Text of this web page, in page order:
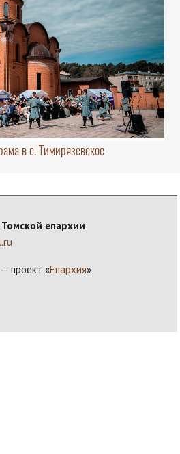
в с. Тимирязевское
епархии
проект «Епархия»